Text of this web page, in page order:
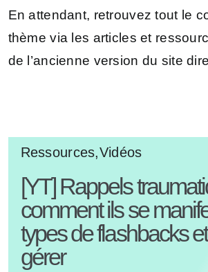
En attendant, retrouvez tout le
thème via les articles et
de l’ancienne version du site
Ressources,Vidéos
[YT] Rappels
comment ils se
types de flashbacks
gérer